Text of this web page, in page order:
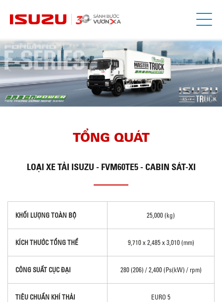
TỔNG QUÁT
LOẠI XE TẢI ISUZU - FVM60TE5 - CABIN SÁT-XI
KHỐI LƯỢNG TOÀN BỘ 25,000 (kg)
KÍCH THƯỚC TỔNG THỂ 9,710 x 2,485 x 3,010 (mm)
CÔNG SUẤT CỰC ĐẠI 280 (206) / 2,400 (Ps(kW) / rpm)
TIÊU CHUẨN KHÍ THẢI EURO 5